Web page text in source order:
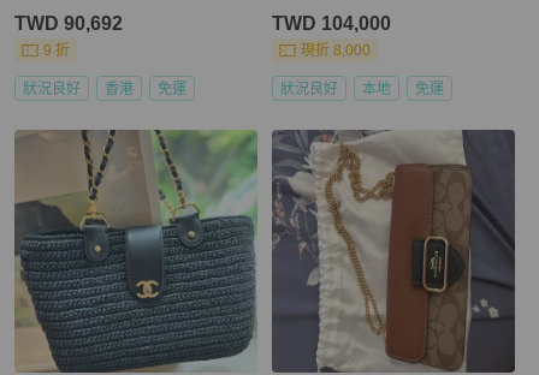
TWD 90,692
9 折
狀況良好 香港 免運
TWD 104,000
現折 8,000
狀況良好 本地 免運